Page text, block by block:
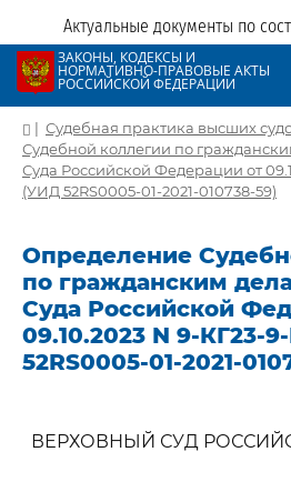
Актуальные документы по
ЗАКОНЫ, КОДЕКСЫ И
НОРМАТИВНО-ПРАВОВЫЕ АКТЫ
РОССИЙСКОЙ ФЕДЕРАЦИИ
| Судебная практика высших
Судебной коллегии по
Суда Российской Федерации от
(УИД 52RS0005-01-2021-010738-59)
Определение
по гражданским
Суда Российской
09.10.2023 N 9-КГ23-
52RS0005-01-2021-
ВЕРХОВНЫЙ СУД